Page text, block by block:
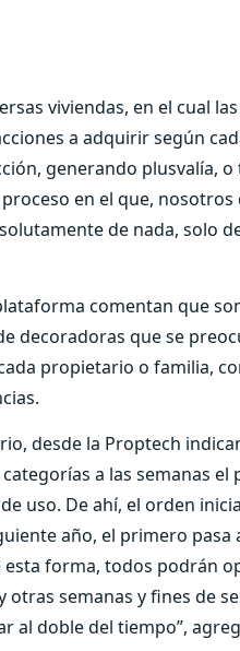
viviendas, en el cual
a adquirir según
generando plusvalía, o
en el que, nosotros
de nada, solo
comentan que
decoradoras que se
propietario o familia,
desde la Proptech
a las semanas el
uso. De ahí, el orden
año, el primero pasa
forma, todos podrán
semanas y fines de
al doble del tiempo”,